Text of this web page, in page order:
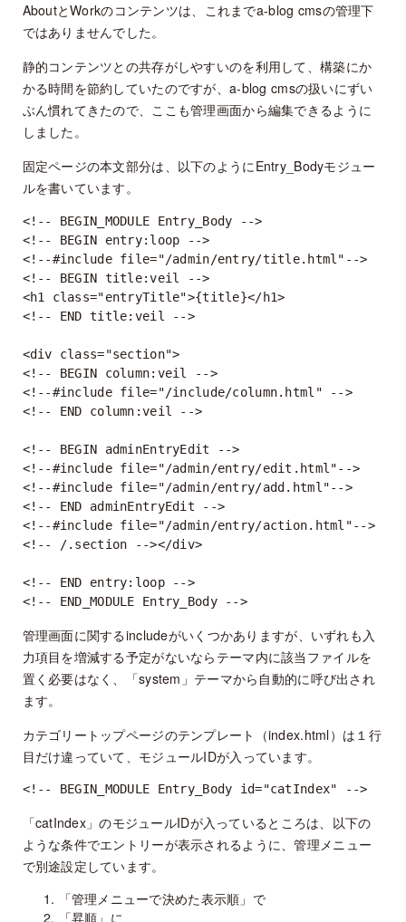
AboutとWorkのコンテンツは、これまでa-blog cmsの管理下
ではありませんでした。
静的コンテンツとの共存がしやすいのを利用して、構築にか
かる時間を節約していたのですが、a-blog cmsの扱いにずい
ぶん慣れてきたので、ここも管理画面から編集できるように
しました。
固定ページの本文部分は、以下のようにEntry_Bodyモジュー
ルを書いています。
<!-- BEGIN_MODULE Entry_Body -->
<!-- BEGIN entry:loop -->
<!--#include file="/admin/entry/title.html"-->
<!-- BEGIN title:veil -->
<h1 class="entryTitle">{title}</h1>
<!-- END title:veil -->
<div class="section">
<!-- BEGIN column:veil -->
<!--#include file="/include/column.html" -->
<!-- END column:veil -->
<!-- BEGIN adminEntryEdit -->
<!--#include file="/admin/entry/edit.html"-->
<!--#include file="/admin/entry/add.html"-->
<!-- END adminEntryEdit -->
<!--#include file="/admin/entry/action.html"-->
<!-- /.section --></div>
<!-- END entry:loop -->
<!-- END_MODULE Entry_Body -->
管理画面に関するincludeがいくつかありますが、いずれも入
力項目を増減する予定がないならテーマ内に該当ファイルを
置く必要はなく、「system」テーマから自動的に呼び出され
ます。
カテゴリートップページのテンプレート（index.html）は１行
目だけ違っていて、モジュールIDが入っています。
<!-- BEGIN_MODULE Entry_Body id="catIndex" -->
「catIndex」のモジュールIDが入っているところは、以下の
ような条件でエントリーが表示されるように、管理メニュー
で別途設定しています。
「管理メニューで決めた表示順」で
「昇順」に